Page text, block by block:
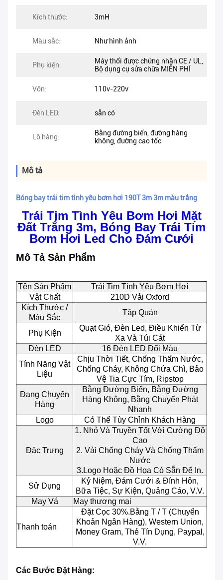
Kích thước: 3mH
Màu sắc: Như hình ảnh
Phụ kiện:
Máy thổi được chứng nhận CE / UL,
Bộ dụng cụ sửa chữa MIỄN PHÍ
Vôn: 110v-220v
Đèn LED: sẵn có
Lô hàng:
Bằng đường biển, đường hàng
không, đường cao tốc
Mô tả
Bóng bay trái tim tình yêu bơm hơi 190T 3m 3m màu trắng
Trái Tim Tình Yêu Bơm Hơi Mặt
Đất Trắng 3m, Bóng Bay Trái Tim
Bơm Hơi Led Cho Đám Cưới
Mô Tả Sản Phẩm
Tên Sản Phẩm
Trái Tim Tình Yêu Bơm Hơi
Vật Chất
210D Vải Oxford
Kích Thước /
Màu Sắc
Tập Quán
Phụ Kiện
Quạt Gió, Đèn Led, Điều Khiển Từ
Xa Và Túi Cát
Đèn LED
16 Đèn LED Đổi Màu
Tính Năng Vật
Liệu
Chịu Thời Tiết, Chống Thấm Nước,
Chống Cháy, Không Chứa Chì, Bảo
Vệ Tia Cực Tím, Ripstop
Đang Chuyển
Hàng
Bằng Đường Biển, Bằng Đường
Hàng Không, Bằng Chuyển Phát
Nhanh
Logo
Có Thể Tùy Chỉnh Khách Hàng
Đặc Trưng
1. Nhỏ Và Truyền Tốt Với Cường Độ
Cao
2. Vải Chống Cháy Và Chống Thấm
Nước
3.Logo Hoặc Đồ Họa Có Sẵn Để In.
Sử Dụng
Kỷ Niệm, Đám Cưới & Đính Hôn,
Bữa Tiệc, Sự Kiện, Quảng Cáo, V.v.
May Vá
May thương mại
Thanh toán
Đặt Cọc 30%.Bằng T / T (Chuyển
Khoản Ngân Hàng), Western Union,
Money Gram, Thẻ Tín Dụng, Paypal,
V.v.
Các Bước Đặt Hàng: